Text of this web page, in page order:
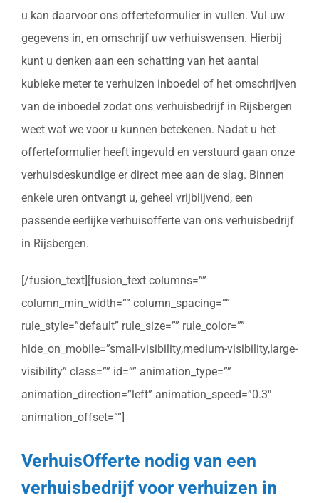
u kan daarvoor ons offerteformulier in vullen. Vul uw
gegevens in, en omschrijf uw verhuiswensen. Hierbij
kunt u denken aan een schatting van het aantal
kubieke meter te verhuizen inboedel of het omschrijven
van de inboedel zodat ons verhuisbedrijf in Rijsbergen
weet wat we voor u kunnen betekenen. Nadat u het
offerteformulier heeft ingevuld en verstuurd gaan onze
verhuisdeskundige er direct mee aan de slag. Binnen
enkele uren ontvangt u, geheel vrijblijvend, een
passende eerlijke verhuisofferte van ons verhuisbedrijf
in Rijsbergen.
[/fusion_text][fusion_text columns=””
column_min_width=”” column_spacing=””
rule_style=”default” rule_size=”” rule_color=””
hide_on_mobile=”small-visibility,medium-visibility,large-
visibility” class=”” id=”” animation_type=””
animation_direction=”left” animation_speed=”0.3″
animation_offset=””]
VerhuisOfferte nodig van een
verhuisbedrijf voor verhuizen in